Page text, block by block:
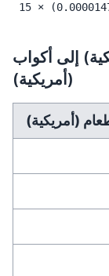
15 ×
إلى أكواب
(أمريكية)